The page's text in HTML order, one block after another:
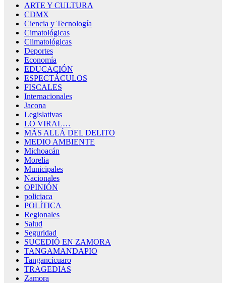
ARTE Y CULTURA
CDMX
Ciencia y Tecnología
Cimatológicas
Climatológicas
Deportes
Economía
EDUCACIÓN
ESPECTÁCULOS
FISCALES
Internacionales
Jacona
Legislativas
LO VIRAL…
MÁS ALLÁ DEL DELITO
MEDIO AMBIENTE
Michoacán
Morelia
Municipales
Nacionales
OPINIÓN
policiaca
POLÍTICA
Regionales
Salud
Seguridad
SUCEDIÓ EN ZAMORA
TANGAMANDAPIO
Tangancícuaro
TRAGEDIAS
Zamora